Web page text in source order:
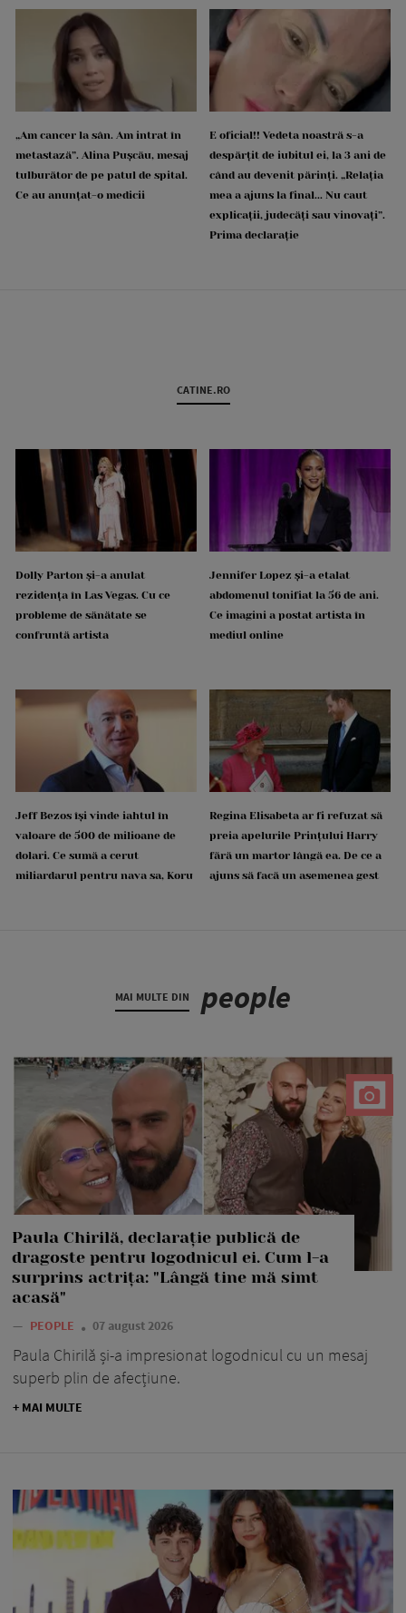
„Am cancer la sân. Am intrat în
metastază”. Alina Pușcău, mesaj
tulburător de pe patul de spital.
Ce au anunțat-o medicii
E oficial!! Vedeta noastră s-a
despărțit de iubitul ei, la 3 ani de
când au devenit părinți. „Relația
mea a ajuns la final... Nu caut
explicații, judecăți sau vinovați”.
Prima declarație
CATINE.RO
Dolly Parton și-a anulat
rezidența în Las Vegas. Cu ce
probleme de sănătate se
confruntă artista
Jennifer Lopez și-a etalat
abdomenul tonifiat la 56 de ani.
Ce imagini a postat artista în
mediul online
Jeff Bezos își vinde iahtul în
valoare de 500 de milioane de
dolari. Ce sumă a cerut
miliardarul pentru nava sa, Koru
Regina Elisabeta ar fi refuzat să
preia apelurile Prințului Harry
fără un martor lângă ea. De ce a
ajuns să facă un asemenea gest
MAI MULTE DIN people
Paula Chirilă, declarație publică de
dragoste pentru logodnicul ei. Cum l-a
surprins actrița: "Lângă tine mă simt
acasă"
— PEOPLE 07 august 2026
Paula Chirilă și-a impresionat logodnicul cu un mesaj
superb plin de afecțiune.
+ MAI MULTE